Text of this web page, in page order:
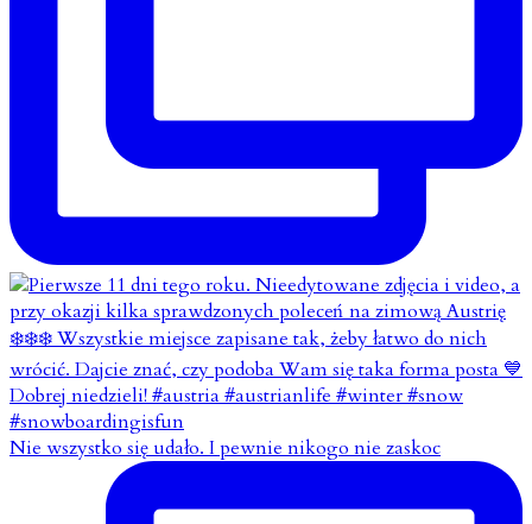
Nie wszystko się udało. I pewnie nikogo nie zaskoc